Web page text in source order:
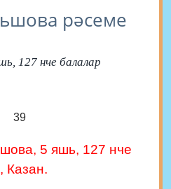
рәсеме
127 нче балалар
5 яшь, 127 нче
Казан.